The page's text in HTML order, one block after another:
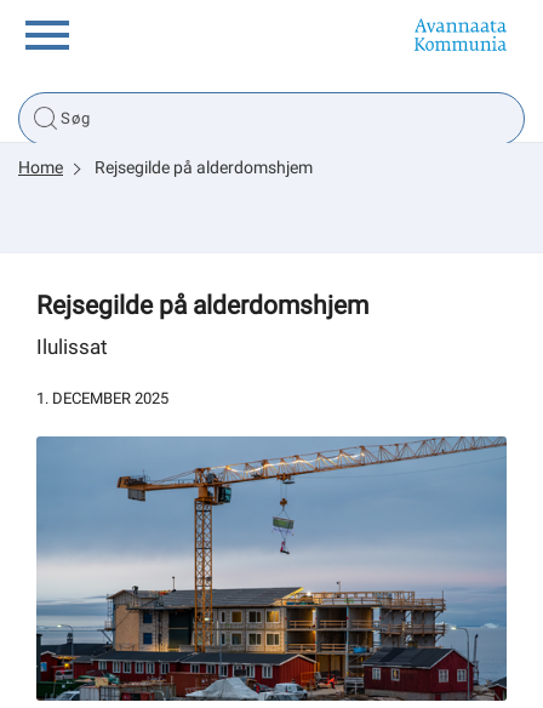
Borger
Tsunami
Om kommunen
Home Rejsegilde på alderdomshjem
Rejsegilde på alderdomshjem
Ilulissat
1. DECEMBER 2025